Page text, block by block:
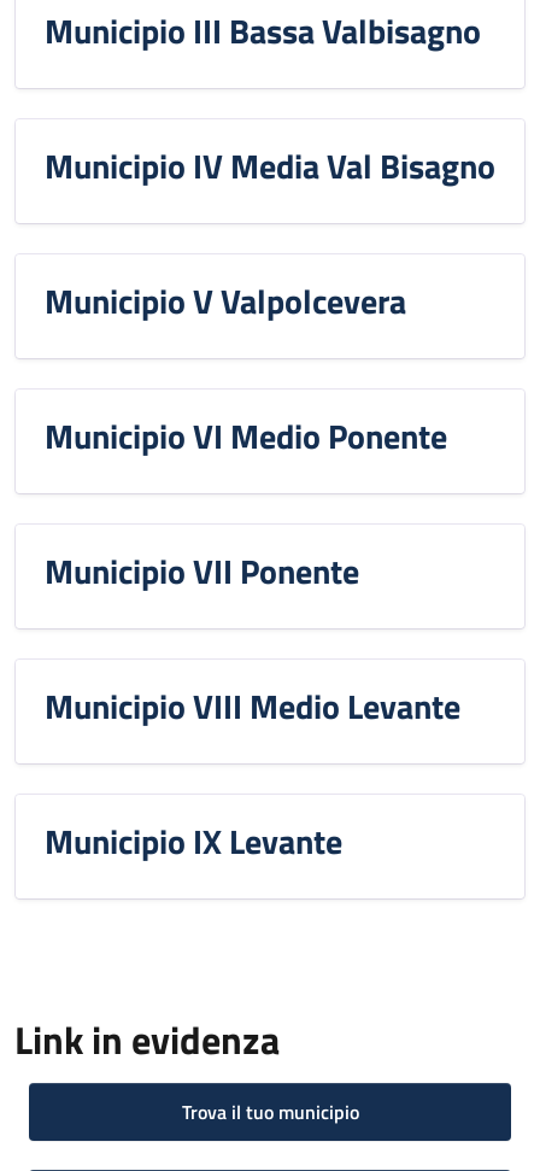
Municipio III Bassa Valbisagno
Municipio IV Media Val Bisagno
Municipio V Valpolcevera
Municipio VI Medio Ponente
Municipio VII Ponente
Municipio VIII Medio Levante
Municipio IX Levante
Link in evidenza
Trova il tuo municipio